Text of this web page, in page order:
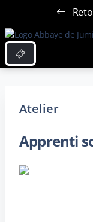
Atelier
Apprenti